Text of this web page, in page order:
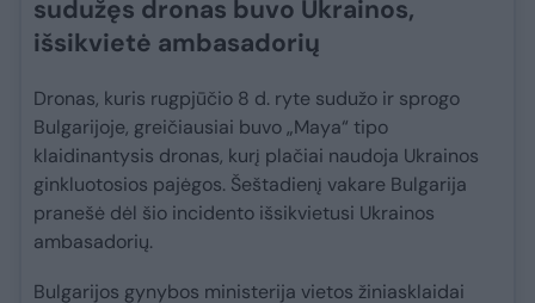
sudužęs dronas buvo Ukrainos,
išsikvietė ambasadorių
Dronas, kuris rugpjūčio 8 d. ryte sudužo ir sprogo
Bulgarijoje, greičiausiai buvo „Maya“ tipo
klaidinantysis dronas, kurį plačiai naudoja Ukrainos
ginkluotosios pajėgos. Šeštadienį vakare Bulgarija
pranešė dėl šio incidento išsikvietusi Ukrainos
ambasadorių.
Bulgarijos gynybos ministerija vietos žiniasklaidai